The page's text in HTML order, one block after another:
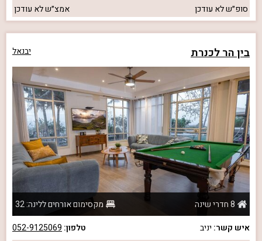
סופ״שלא עודכן אמצ״שלא עודכן
בין הר לכנרת יבנאל
8 חדרי שינה
מקסימום אורחים ללינה: 32
איש קשר: יניב טלפון: 052-9125069